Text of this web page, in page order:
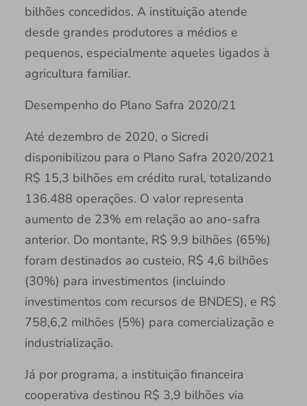
bilhões concedidos. A instituição atende
desde grandes produtores a médios e
pequenos, especialmente aqueles ligados à
agricultura familiar.
Desempenho do Plano Safra 2020/21
Até dezembro de 2020, o Sicredi
disponibilizou para o Plano Safra 2020/2021
R$ 15,3 bilhões em crédito rural, totalizando
136.488 operações. O valor representa
aumento de 23% em relação ao ano-safra
anterior. Do montante, R$ 9,9 bilhões (65%)
foram destinados ao custeio, R$ 4,6 bilhões
(30%) para investimentos (incluindo
investimentos com recursos de BNDES), e R$
758,6,2 milhões (5%) para comercialização e
industrialização.
Já por programa, a instituição financeira
cooperativa destinou R$ 3,9 bilhões via